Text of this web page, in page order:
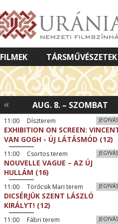
FILMEK TÁRSMŰVÉSZETEK
VETÍTETT KÉPES ELŐADÁSOK
AUG. 8. – SZOMBAT
«
11:00 Díszterem
EXHIBITION ON SCREEN:
VAN GOGH - ÚJ LÁTÁSMÓD (12)
11:00 Csortos terem
NOUVELLE VAGUE – AZ ÚJ
HULLÁM (16)
11:00 Törőcsik Mari terem
DICSÉRJÜK SZENT LÁSZLÓ
KIRÁLYT! (12)
11:00 Fábri terem